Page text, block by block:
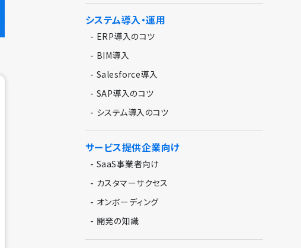
システム導入・運用
- ERP導入のコツ
- BIM導入
- Salesforce導入
- SAP導入のコツ
- システム導入のコツ
サービス提供企業向け
- SaaS事業者向け
- カスタマーサクセス
- オンボーディング
- 開発の知識